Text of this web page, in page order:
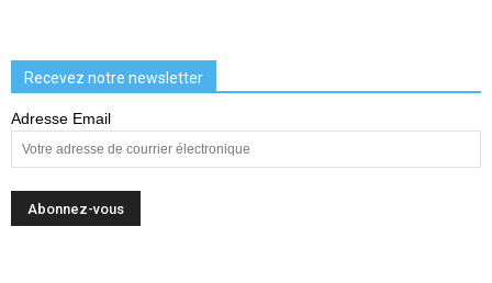
Recevez notre newsletter
Adresse Email